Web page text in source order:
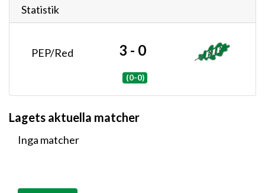
Statistik
PEP/Red 3 - 0
(0-0)
Lagets aktuella matcher
Inga matcher